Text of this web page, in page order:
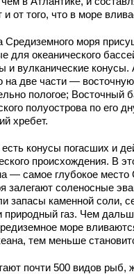
и от того, что в море
моря
для океанического
и вулканические
на две части —
пологое; Восточный
полуострова по его
хребет.
конусы погасших и
происхождения. В
— самое глубокое
залегают соленосные
запасы каменной соли,
газ. Чем
море
тем меньше
почти 500 видов рыб,